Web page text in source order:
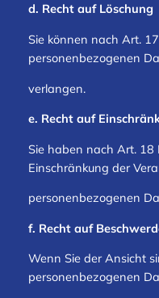
d. Recht auf Löschung
Sie können nach Art.
personenbezogenen
verlangen.
e. Recht auf
Sie haben nach Art. 18
Einschränkung der
personenbezogenen
f. Recht auf
Wenn Sie der Ansicht
personenbezogenen